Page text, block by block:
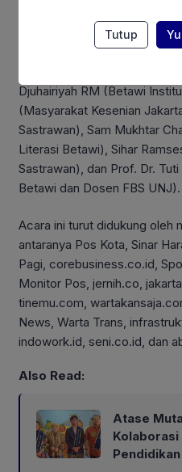
Di penghujung acara, akan
Djuhairiyah RM (Betawi
(Masyarakat Kesenian
Sastrawan), Sam Mukhtar
Literasi Betawi), Sihar
Sastrawan), dan Prof. Dr.
Betawi dan Dosen FBS UNJ).
Acara ini turut didukung oleh
antaranya Pos Kota, Sinar
Pagi, corebusiness.co.id,
Monitor Pos, jernih.co,
tinemu.com,
News, Warta Trans,
indowork.id, seni.co.id, dan
Also Read:
Atase
Kolaborasi
Tutup